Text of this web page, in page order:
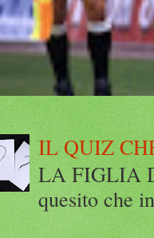
IL QUIZ
LA FIGLIA
quesito che